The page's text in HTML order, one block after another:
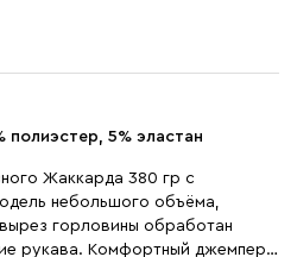
полиэстер, 5% эластан
Жаккарда 380 гр с
небольшого объёма,
горловины обработан
рукава. Комфортный джемпер